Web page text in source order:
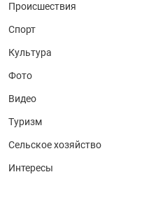
Происшествия
Спорт
Культура
Фото
Видео
Туризм
Сельское хозяйство
Интересы